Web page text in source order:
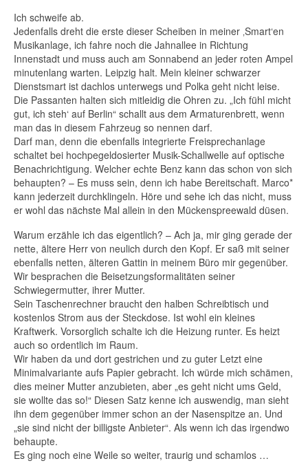
Ich schweife ab.
Jedenfalls dreht die erste dieser Scheiben in meiner ‚Smart‘en
Musikanlage, ich fahre noch die Jahnallee in Richtung
Innenstadt und muss auch am Sonnabend an jeder roten Ampel
minutenlang warten. Leipzig halt. Mein kleiner schwarzer
Dienstsmart ist dachlos unterwegs und Polka geht nicht leise.
Die Passanten halten sich mitleidig die Ohren zu. „Ich fühl micht
gut, ich steh‘ auf Berlin“ schallt aus dem Armaturenbrett, wenn
man das in diesem Fahrzeug so nennen darf.
Darf man, denn die ebenfalls integrierte Freisprechanlage
schaltet bei hochpegeldosierter Musik-Schallwelle auf optische
Benachrichtigung. Welcher echte Benz kann das schon von sich
behaupten? – Es muss sein, denn ich habe Bereitschaft. Marco*
kann jederzeit durchklingeln. Höre und sehe ich das nicht, muss
er wohl das nächste Mal allein in den Mückenspreewald düsen.
Warum erzähle ich das eigentlich? – Ach ja, mir ging gerade der
nette, ältere Herr von neulich durch den Kopf. Er saß mit seiner
ebenfalls netten, älteren Gattin in meinem Büro mir gegenüber.
Wir besprachen die Beisetzungsformalitäten seiner
Schwiegermutter, ihrer Mutter.
Sein Taschenrechner braucht den halben Schreibtisch und
kostenlos Strom aus der Steckdose. Ist wohl ein kleines
Kraftwerk. Vorsorglich schalte ich die Heizung runter. Es heizt
auch so ordentlich im Raum.
Wir haben da und dort gestrichen und zu guter Letzt eine
Minimalvariante aufs Papier gebracht. Ich würde mich schämen,
dies meiner Mutter anzubieten, aber „es geht nicht ums Geld,
sie wollte das so!“ Diesen Satz kenne ich auswendig, man sieht
ihn dem gegenüber immer schon an der Nasenspitze an. Und
„sie sind nicht der billigste Anbieter“. Als wenn ich das irgendwo
behaupte.
Es ging noch eine Weile so weiter, traurig und schamlos …